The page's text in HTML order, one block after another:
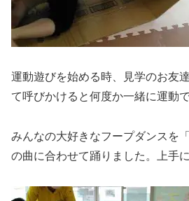
運動遊びを始める時、見学のお友
て呼びかけると何度か一緒に運動
みんなの大好きなフープダンス
の曲に合わせて踊りました。上手